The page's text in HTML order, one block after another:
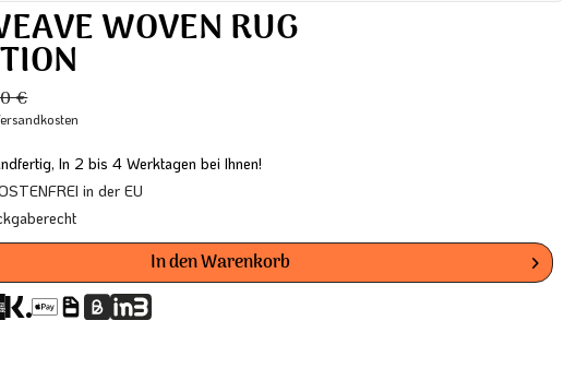
WOVEN RUG
€
In 2 bis 4 Werktagen bei Ihnen!
in der EU
In denWarenkorb